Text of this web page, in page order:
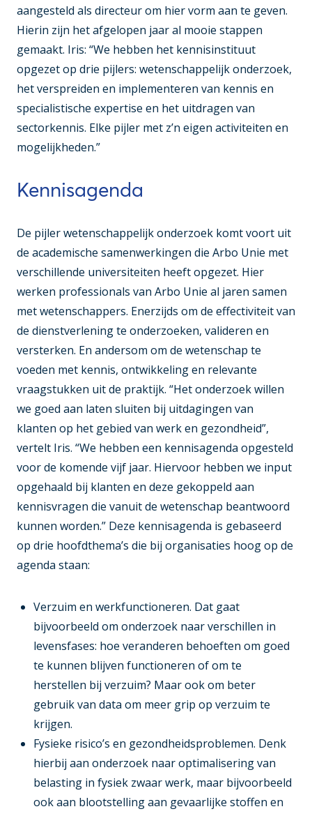
aangesteld als directeur om hier vorm aan te geven.
Hierin zijn het afgelopen jaar al mooie stappen
gemaakt. Iris: “We hebben het kennisinstituut
opgezet op drie pijlers: wetenschappelijk onderzoek,
het verspreiden en implementeren van kennis en
specialistische expertise en het uitdragen van
sectorkennis. Elke pijler met z’n eigen activiteiten en
mogelijkheden.”
Kennisagenda
De pijler wetenschappelijk onderzoek komt voort uit
de academische samenwerkingen die Arbo Unie met
verschillende universiteiten heeft opgezet. Hier
werken professionals van Arbo Unie al jaren samen
met wetenschappers. Enerzijds om de effectiviteit van
de dienstverlening te onderzoeken, valideren en
versterken. En andersom om de wetenschap te
voeden met kennis, ontwikkeling en relevante
vraagstukken uit de praktijk. “Het onderzoek willen
we goed aan laten sluiten bij uitdagingen van
klanten op het gebied van werk en gezondheid”,
vertelt Iris. “We hebben een kennisagenda opgesteld
voor de komende vijf jaar. Hiervoor hebben we input
opgehaald bij klanten en deze gekoppeld aan
kennisvragen die vanuit de wetenschap beantwoord
kunnen worden.” Deze kennisagenda is gebaseerd
op drie hoofdthema’s die bij organisaties hoog op de
agenda staan:
Verzuim en werkfunctioneren. Dat gaat
bijvoorbeeld om onderzoek naar verschillen in
levensfases: hoe veranderen behoeften om goed
te kunnen blijven functioneren of om te
herstellen bij verzuim? Maar ook om beter
gebruik van data om meer grip op verzuim te
krijgen.
Fysieke risico’s en gezondheidsproblemen. Denk
hierbij aan onderzoek naar optimalisering van
belasting in fysiek zwaar werk, maar bijvoorbeeld
ook aan blootstelling aan gevaarlijke stoffen en